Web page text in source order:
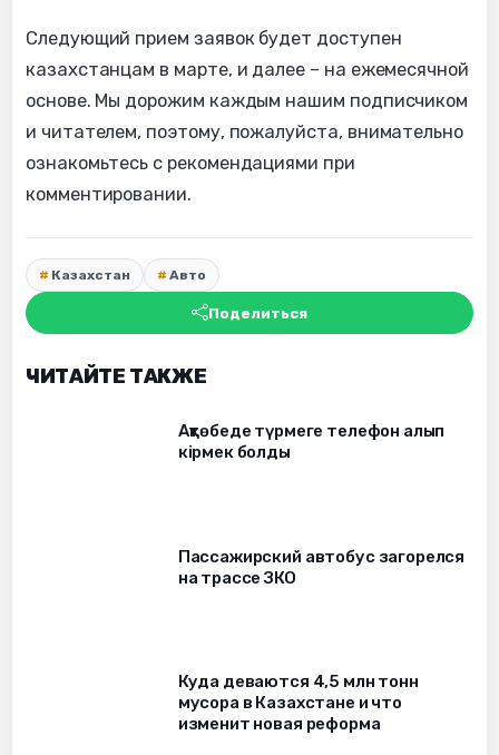
Следующий прием заявок будет доступен
казахстанцам в марте, и далее – на ежемесячной
основе. Мы дорожим каждым нашим подписчиком
и читателем, поэтому, пожалуйста, внимательно
ознакомьтесь с рекомендациями при
комментировании.
Казахстан Авто
Поделиться
ЧИТАЙТЕ ТАКЖЕ
Ақтөбеде түрмеге телефон алып
кірмек болды
Пассажирский автобус загорелся
на трассе ЗКО
Куда деваются 4,5 млн тонн
мусора в Казахстане и что
изменит новая реформа